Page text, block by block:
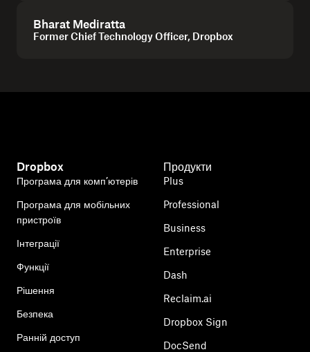
Bharat Mediratta
Former Chief Technology Officer, Dropbox
Dropbox
Програма для комп’ютерів
Програма для мобільних
пристроїв
Інтеграції
Функції
Рішення
Безпека
Ранній доступ
Продукти
Plus
Professional
Business
Enterprise
Dash
Reclaim.ai
Dropbox Sign
DocSend